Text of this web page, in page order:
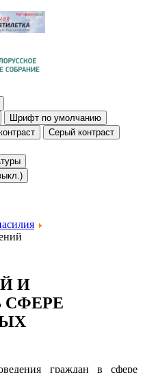
Шрифт по умолчанию
Серый контраст
И
СФЕРЕ
граждан в сфере